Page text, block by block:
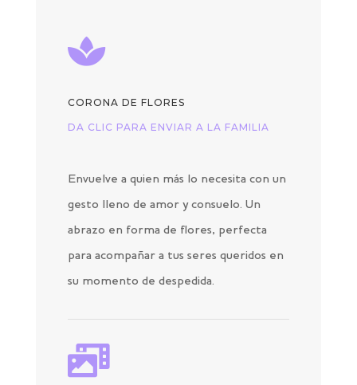

CORONA DE FLORES
DA CLIC PARA ENVIAR A LA FAMILIA
Envuelve a quien más lo necesita con un
gesto lleno de amor y consuelo. Un
abrazo en forma de flores, perfecta
para acompañar a tus seres queridos en
su momento de despedida.
